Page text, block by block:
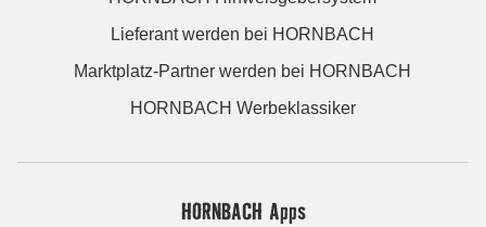
Lieferant werden bei HORNBACH
Marktplatz-Partner werden bei HORNBACH
HORNBACH Werbeklassiker
HORNBACH Apps